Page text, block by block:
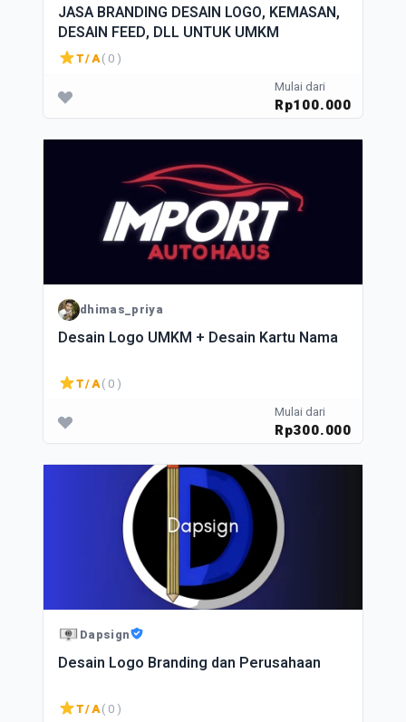
JASA BRANDING DESAIN LOGO, KEMASAN,
DESAIN FEED, DLL UNTUK UMKM
T/A( 0 )
Mulai dari
Rp100.000
dhimas_priya
Desain Logo UMKM + Desain Kartu Nama
T/A( 0 )
Mulai dari
Rp300.000
Dapsign
Desain Logo Branding dan Perusahaan
T/A( 0 )